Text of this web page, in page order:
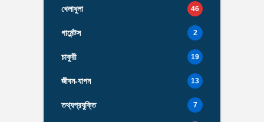
খেলাধুলা 46
গার্মেন্টস 2
চাকুরী 19
জীবন-যাপন 13
তথ্যপ্রযুক্তি 7